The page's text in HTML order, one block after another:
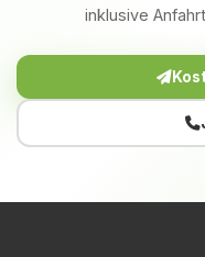
inklusive